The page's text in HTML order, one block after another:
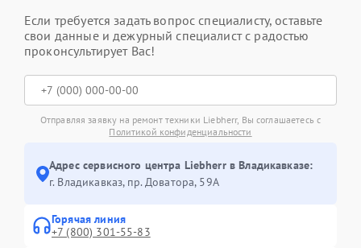
Если требуется задать вопрос специалисту, оставьте
свои данные и дежурный специалист с радостью
проконсультирует Вас!
Отправляя заявку на ремонт техники Liebherr, Вы соглашаетесь с
Политикой конфиденциальности
Адрес сервисного центра Liebherr в Владикавказе:
г. Владикавказ, пр. Доватора, 59А
Горячая линия
+7 (800) 301-55-83